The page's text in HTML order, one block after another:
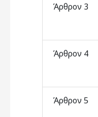
Άρθρον 3
Άρθρον 4
Άρθρον 5